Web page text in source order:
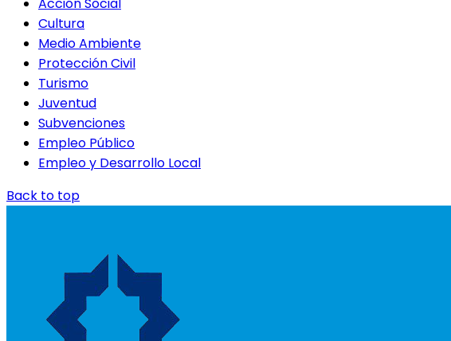
Acción Social
Cultura
Medio Ambiente
Protección Civil
Turismo
Juventud
Subvenciones
Empleo Público
Empleo y Desarrollo Local
Back to top